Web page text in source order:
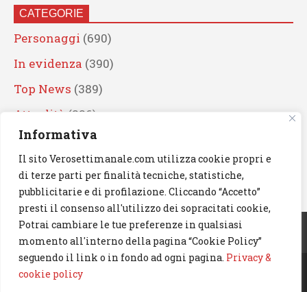
Informativa
Il sito Verosettimanale.com utilizza cookie propri e
di terze parti per finalità tecniche, statistiche,
pubblicitarie e di profilazione. Cliccando “Accetto”
presti il consenso all'utilizzo dei sopracitati cookie,
Potrai cambiare le tue preferenze in qualsiasi
momento all'interno della pagina “Cookie Policy”
seguendo il link o in fondo ad ogni pagina. Privacy &
cookie policy
CATEGORIE
Personaggi (690)
In evidenza (390)
Top News (389)
Attualità (336)
Eventi(330)
Artisti (241)
News(239)
Cerca
© 2023 Verosettimanale.com. All rights reserved.